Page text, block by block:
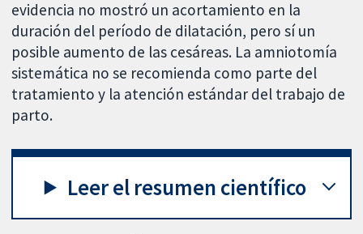
evidencia no mostró un acortamiento en la
duración del período de dilatación, pero sí un
posible aumento de las cesáreas. La amniotomía
sistemática no se recomienda como parte del
tratamiento y la atención estándar del trabajo de
parto.
Leer el resumen científico